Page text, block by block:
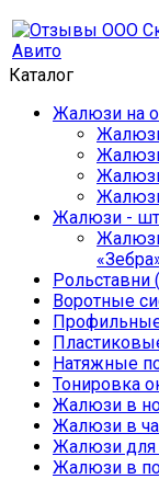
Каталог
Жалюзи на
Жалюзи -
Рольставни
Воротные
Натяжные
Тонировка
Жалюзи в
Жалюзи в
Жалюзи для
Жалюзи в